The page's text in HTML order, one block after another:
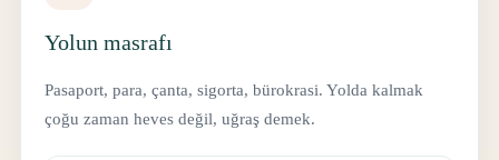
Yolun masrafı
Pasaport, para, çanta, sigorta, bürokrasi. Yolda kalmak
çoğu zaman heves değil, uğraş demek.